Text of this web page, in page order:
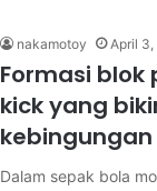
nakamotoy April
Formasi
kick yang
kebingungan
Dalam sepak bola